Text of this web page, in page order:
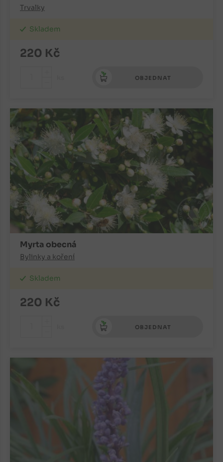
Trvalky
Skladem
220 Kč
OBJEDNAT
Myrta obecná
Bylinky a koření
Skladem
220 Kč
OBJEDNAT